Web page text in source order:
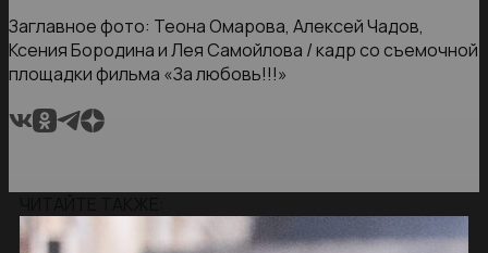
Заглавное фото: Теона Омарова, Алексей Чадов,
Ксения Бородина и Лея Самойлова / кадр со съемочной
площадки фильма «За любовь!!!»